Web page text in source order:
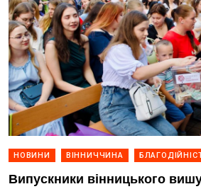
НОВИНИ ВІННИЧЧИНА
Випускники вінницького